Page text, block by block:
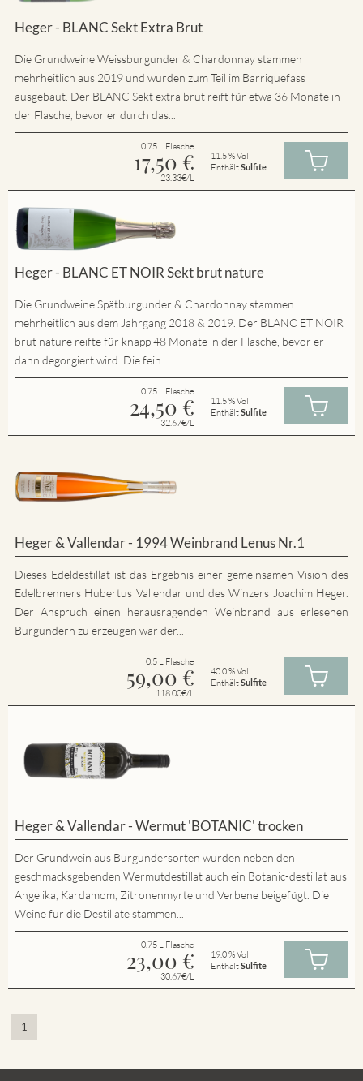
Heger - BLANC Sekt Extra Brut
Die Grundweine Weissburgunder & Chardonnay stammen
mehrheitlich aus 2019 und wurden zum Teil im Barriquefass
ausgebaut. Der BLANC Sekt extra brut reift für etwa 36 Monate in
der Flasche, bevor er durch das...
0.75 L Flasche
17,50 €
23.33€/L
11.5 % Vol
EnthältSulfite
Heger - BLANC ET NOIR Sekt brut nature
Die Grundweine Spätburgunder & Chardonnay stammen
mehrheitlich aus dem Jahrgang 2018 & 2019. Der BLANC ET NOIR
brut nature reifte für knapp 48 Monate in der Flasche, bevor er
dann degorgiert wird. Die fein...
0.75 L Flasche
24,50 €
32.67€/L
11.5 % Vol
EnthältSulfite
Heger & Vallendar - 1994 Weinbrand Lenus Nr.1
Dieses Edeldestillat ist das Ergebnis einer gemeinsamen Vision des
Edelbrenners Hubertus Vallendar und des Winzers Joachim Heger.
Der Anspruch einen herausragenden Weinbrand aus erlesenen
Burgundern zu erzeugen war der...
0.5 L Flasche
59,00 €
118.00€/L
40.0 % Vol
EnthältSulfite
Heger & Vallendar - Wermut 'BOTANIC' trocken
Der Grundwein aus Burgundersorten wurden neben den
geschmacksgebenden Wermutdestillat auch ein Botanic-destillat aus
Angelika, Kardamom, Zitronenmyrte und Verbene beigefügt. Die
Weine für die Destillate stammen...
0.75 L Flasche
23,00 €
30.67€/L
19.0 % Vol
EnthältSulfite
1